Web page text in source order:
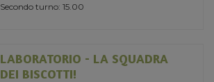
Secondo turno: 15.00
LABORATORIO - LA SQUADRA
DEI BISCOTTI!